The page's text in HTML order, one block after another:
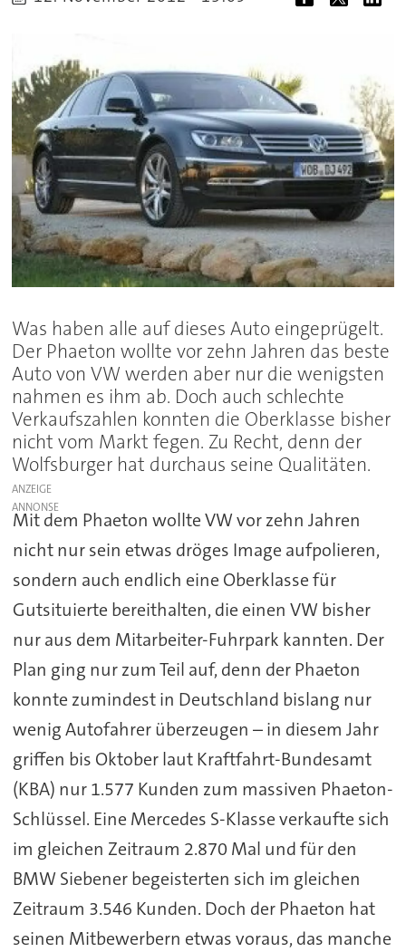
Was haben alle auf dieses Auto eingeprügelt.
Der Phaeton wollte vor zehn Jahren das beste
Auto von VW werden aber nur die wenigsten
nahmen es ihm ab. Doch auch schlechte
Verkaufszahlen konnten die Oberklasse bisher
nicht vom Markt fegen. Zu Recht, denn der
Wolfsburger hat durchaus seine Qualitäten.
ANZEIGE
Mit dem Phaeton wollte VW vor zehn Jahren
nicht nur sein etwas dröges Image aufpolieren,
sondern auch endlich eine Oberklasse für
Gutsituierte bereithalten, die einen VW bisher
nur aus dem Mitarbeiter-Fuhrpark kannten. Der
Plan ging nur zum Teil auf, denn der Phaeton
konnte zumindest in Deutschland bislang nur
wenig Autofahrer überzeugen – in diesem Jahr
griffen bis Oktober laut Kraftfahrt-Bundesamt
(KBA) nur 1.577 Kunden zum massiven Phaeton-
Schlüssel. Eine Mercedes S-Klasse verkaufte sich
im gleichen Zeitraum 2.870 Mal und für den
BMW Siebener begeisterten sich im gleichen
Zeitraum 3.546 Kunden. Doch der Phaeton hat
seinen Mitbewerbern etwas voraus, das manche